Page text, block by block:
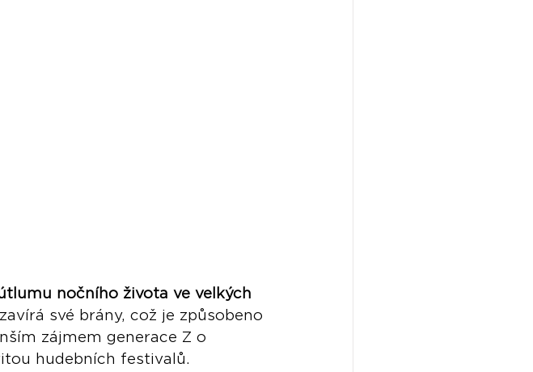
nočního života ve velkých
své brány, což je způsobeno
zájmem generace Z o
hudebních festivalů.